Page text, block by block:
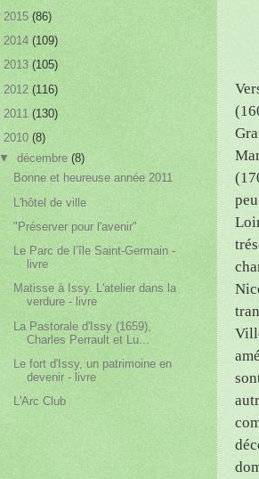
2015 (86)
2014 (109)
2013 (105)
2012 (116)
2011 (130)
2010 (8)
▼décembre(8)
Bonne et heureuse année 2011
L'hôtel de ville
"Préserver pour l'avenir"
Le Parc de l’île Saint-Germain -
livre
Matisse à Issy. L'atelier dans la
verdure - livre
La Pastorale d'Issy (1659),
Charles Perrault et Lu...
Le fort d'Issy, un patrimoine en
devenir - livre
L'Arc Club